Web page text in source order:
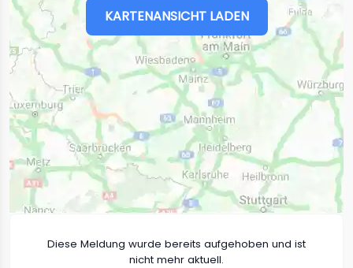
KARTENANSICHT LADEN
Diese Meldung wurde bereits aufgehoben und ist
nicht mehr aktuell.